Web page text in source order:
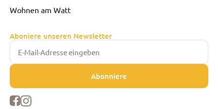
Wohnen am Watt
Aboniere unseren Newsletter